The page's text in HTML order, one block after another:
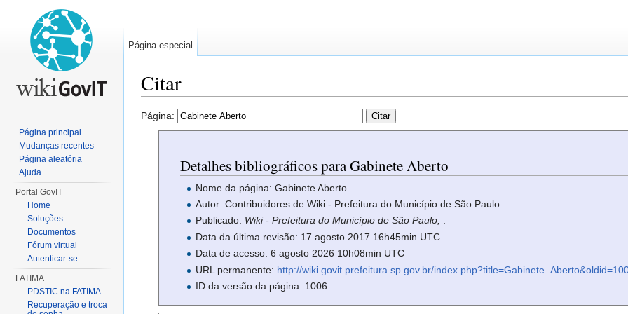
Citar
Página:
Detalhes bibliográficos para Gabinete Aberto
Nome da página: Gabinete Aberto
Autor: Contribuidores de Wiki - Prefeitura do Município de São Paulo
Publicado: Wiki - Prefeitura do Município de São Paulo, .
Data da última revisão: 17 agosto 2017 16h45min UTC
Data de acesso: 6 agosto 2026 10h08min UTC
URL permanente: http://wiki.govit.prefeitura.sp.gov.br/
ID da versão da página: 1006
Página especial
Página principal
Mudanças recentes
Página aleatória
Ajuda
Portal GovIT
Home
Soluções
Documentos
Fórum virtual
Autenticar-se
FATIMA
PDSTIC na FATIMA
Recuperação e troca